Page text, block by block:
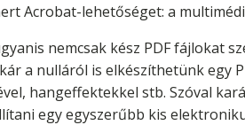
Acrobat-lehetőséget: a
nemcsak kész PDF fájlokat
a nulláról is elkészíthetünk
hangeffektekkel stb. Szóval
egy egyszerűbb kis